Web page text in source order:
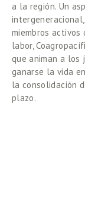
a la región. Un
miembros activos
labor,
que animan a los
ganarse la vida
la consolidación
plazo.